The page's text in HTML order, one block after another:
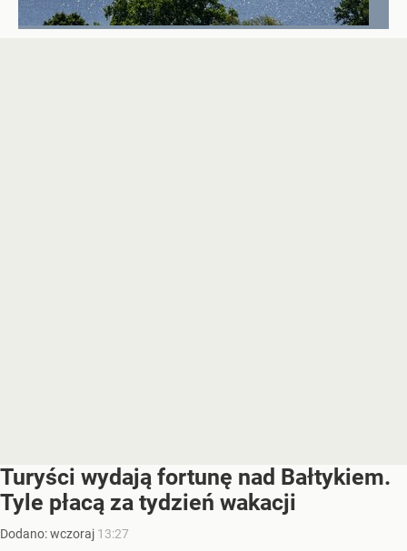
Turyści wydają fortunę nad Bałtykiem.
Tyle płacą za tydzień wakacji
Dodano:wczoraj 13:27